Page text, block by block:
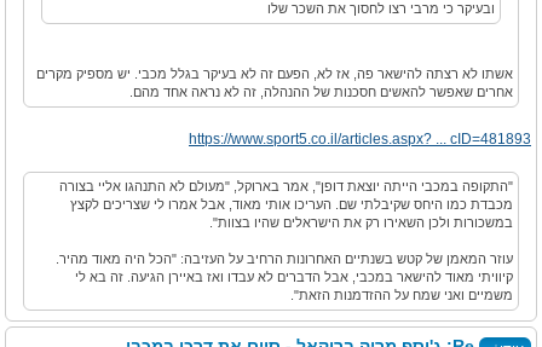
ובעיקר כי מרבי רצו לחסוך את השכר שלו
אשתו לא רצתה להישאר פה, אז לא, הפעם זה לא בעיקר בגלל מכבי. יש מספיק מקרים
אחרים שאפשר להאשים חסכנות של ההנהלה, זה לא נראה אחד מהם.
https://www.sport5.co.il/articles.aspx? ... cID=481893
"התקופה במכבי הייתה יוצאת דופן", אמר בארוקל, "מעולם לא התנהגו אליי בצורה
מכבדת כמו היחס שקיבלתי שם. העריכו אותי מאוד, אבל אמרו לי שצריכים לקצץ
במשכורות ולכן השאירו רק את הישראלים שהיו בצוות".
עוזר המאמן של קטש בשנתיים האחרונות הרחיב על העזיבה: "הכל היה מאוד מהיר.
קיוויתי מאוד להישאר במכבי, אבל הדברים לא עבדו ואז באיירן הגיעה. זה בא לי
משמיים ואני שמח על ההזדמנות הזאת".